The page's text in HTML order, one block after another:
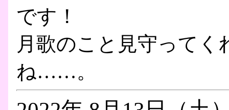
です！
月歌のこと見守って
ね……。